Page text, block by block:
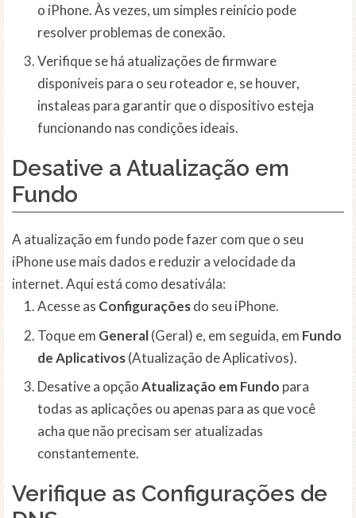
o iPhone. Às vezes, um simples reinício pode
resolver problemas de conexão.
Verifique se há atualizações de firmware
disponíveis para o seu roteador e, se houver,
instaleas para garantir que o dispositivo esteja
funcionando nas condições ideais.
Desative a Atualização em
Fundo
A atualização em fundo pode fazer com que o seu
iPhone use mais dados e reduzir a velocidade da
internet. Aqui está como desativála:
Acesse as Configuraçõesdo seu iPhone.
Toque em General(Geral) e, em seguida, em Fundo
de Aplicativos(Atualização de Aplicativos).
Desative a opçãoAtualização em Fundo para
todas as aplicações ou apenas para as que você
acha que não precisam ser atualizadas
constantemente.
Verifique as Configurações de